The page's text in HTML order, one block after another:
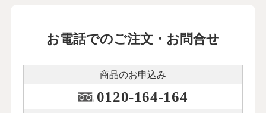
お電話でのご注文・お問合せ
商品のお申込み
0120-164-164